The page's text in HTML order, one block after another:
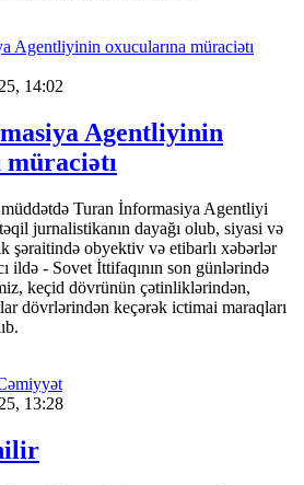
14:02
Agentliyinin
müraciətı
Turan İnformasiya Agentliyi
jurnalistikanın dayağı olub, siyasi və
şəraitində obyektiv və etibarlı xəbərlər
ildə - Sovet İttifaqının son günlərində
keçid dövrünün çətinliklərindən,
dövrlərindən keçərək ictimai maraqları
13:28